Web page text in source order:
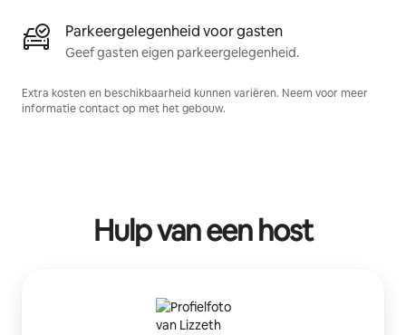
Parkeergelegenheid voor gasten
Geef gasten eigen parkeergelegenheid.
Extra kosten en beschikbaarheid kunnen variëren. Neem voor meer
informatie contact op met het gebouw.
Hulp van een host